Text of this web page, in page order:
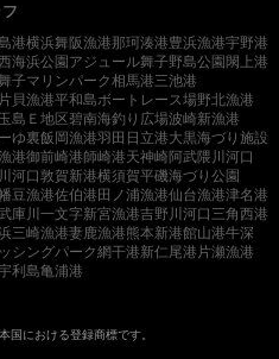
港横浜舞阪漁港那珂湊港豊浜漁港宇野港
海浜公園アジュール舞子野島公園閖上港
子マリンパーク相馬港三池港
片貝漁港平和島ボートレース場野北漁港
玉島Ｅ地区碧南海釣り広場波崎新漁港
ゆ裏飯岡漁港羽田 日立港大黒海づり施設
港御前崎港師崎港天神崎阿武隈川河口
河口敦賀新港横須賀平磯海づり公園
豆漁港佐伯港田ノ浦漁港仙台漁港津名港
庫川一文字新宮漁港吉野川河口 三角西港
三崎漁港妻鹿漁港熊本新港館山港牛深
シングパーク網干港新仁尾港 片瀬漁港
利島亀浦港
国における登録商標です。